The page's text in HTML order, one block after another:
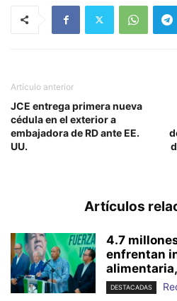
Artículo anterior
JCE entrega primera nueva
cédula en el exterior a
embajadora de RD ante EE.
UU.
Artículos
4.7
enfrentan
DESTACADAS